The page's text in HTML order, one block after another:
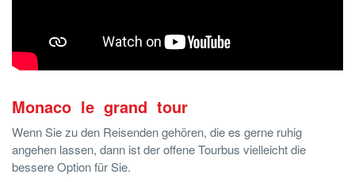
Monaco le grand tour
Wenn Sie zu den Reisenden gehören, die es gerne ruhig
angehen lassen, dann ist der offene Tourbus vielleicht die
bessere Option für Sie.